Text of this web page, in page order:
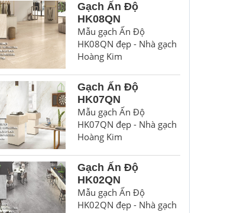
Gạch Ấn Độ
HK08QN
Mẫu gạch Ấn Độ
HK08QN đẹp - Nhà gạch
Hoàng Kim
Gạch Ấn Độ
HK07QN
Mẫu gạch Ấn Độ
HK07QN đẹp - Nhà gạch
Hoàng Kim
Gạch Ấn Độ
HK02QN
Mẫu gạch Ấn Độ
HK02QN đẹp - Nhà gạch